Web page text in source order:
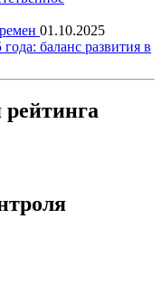
01.10.2025
баланс развития в